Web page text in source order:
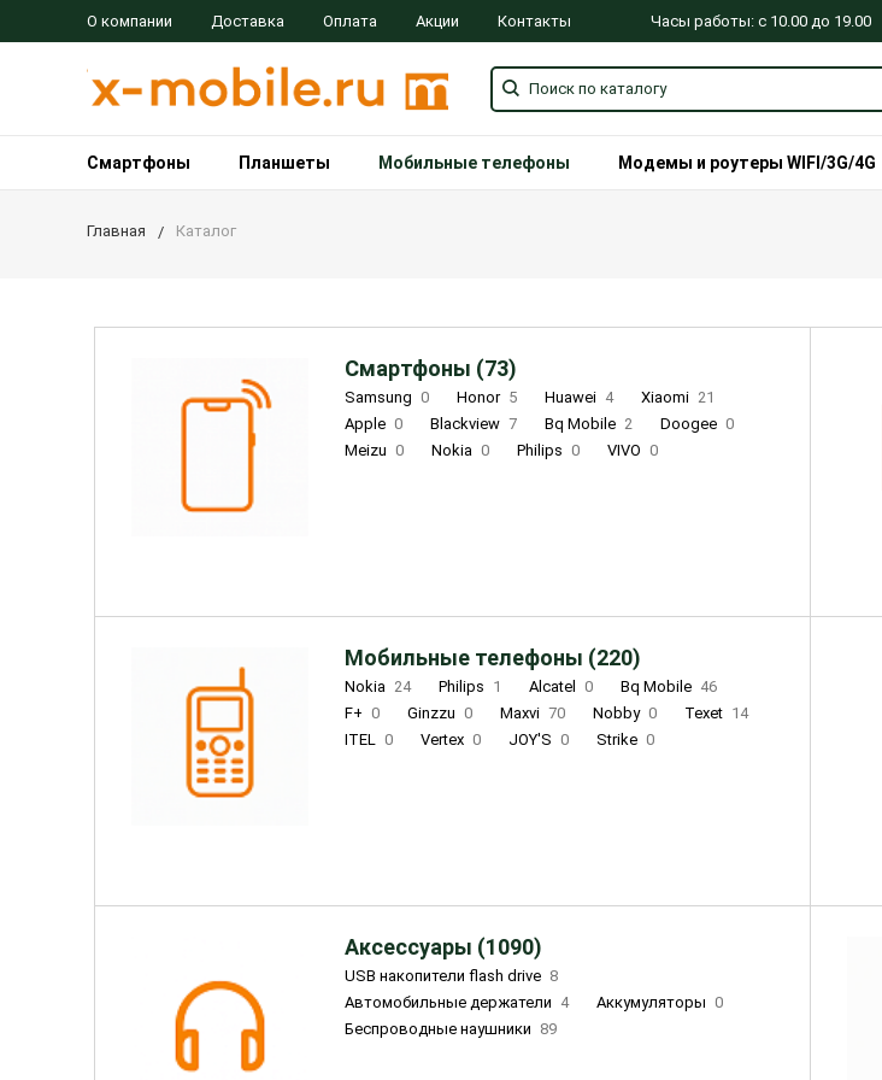
О компании Доставка Оплата Акции Контакты Часы работы: с 10.00 до 19.00
Смартфоны Планшеты Мобильные телефоны Модемы и роутеры WIFI/3G/4G
Главная Каталог
Смартфоны (73)
Samsung 0 Honor 5 Huawei 4 Xiaomi 21
Apple 0 Blackview 7 Bq Mobile 2 Doogee 0
Meizu 0 Nokia 0 Philips 0 VIVO 0
Мобильные телефоны (220)
Nokia 24 Philips 1 Alcatel 0 Bq Mobile 46
F+ 0 Ginzzu 0 Maxvi 70 Nobby 0 Texet 14
ITEL 0 Vertex 0 JOY'S 0 Strike 0
Аксессуары (1090)
USB накопители flash drive 8
Автомобильные держатели 4 Аккумуляторы 0
Беспроводные наушники 89